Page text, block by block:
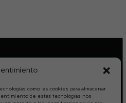
como las cookies para almacenar
de estas tecnologías nos
(SSL)